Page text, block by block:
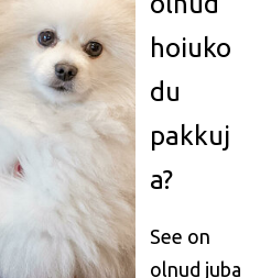
hoiuko
du
pakkuj
a?
See on
olnud juba